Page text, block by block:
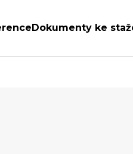
Dokumenty ke